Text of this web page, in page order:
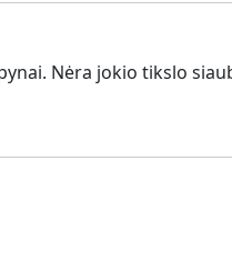
Nėra jokio tikslo